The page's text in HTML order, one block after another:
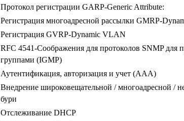
Протокол регистрации GARP-Generic Attribute:
Регистрация многоадресной рассылки GMRP-
Регистрация GVRP-Dynamic VLAN
RFC 4541-Соображения для протоколов SNMP для
группами (IGMP)
Аутентификация, авторизация и учет (AAA)
Внедрение широковещательной / многоадресной /
бури
Отслеживание DHCP